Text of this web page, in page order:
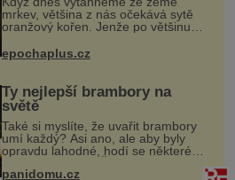
mrkev, většina z nás očekává sytě
oranžový kořen. Jenže po většinu
možné, jen ne oranžová. Je fialová,
žlutá, bílá, někdy dokonce téměř
epochaplus.cz
Ty nejlepší brambory na
světě
Také si myslíte, že uvařit brambory
umí každý? Asi ano, ale aby byly
opravdu lahodné, hodí se některé
varné typy od A, tedy na saláty, po D
panidomu.cz